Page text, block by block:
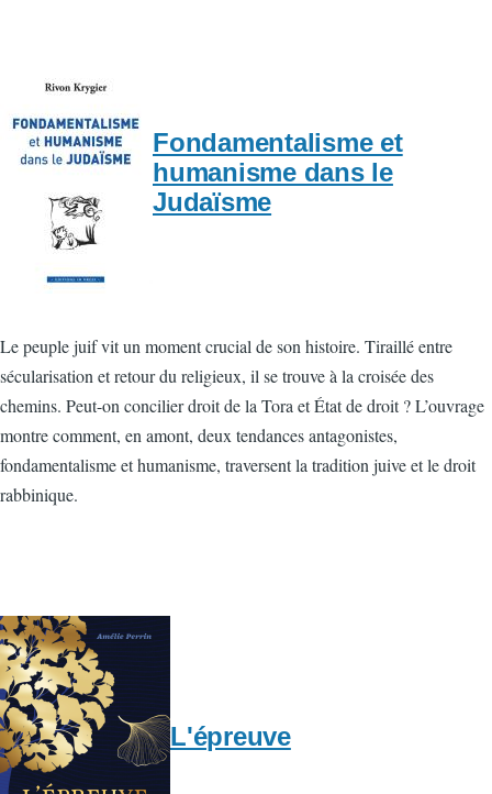
Fondamentalisme et
humanisme dans le
Judaïsme
Le peuple juif vit un moment crucial de son histoire. Tiraillé entre
sécularisation et retour du religieux, il se trouve à la croisée des
chemins. Peut-on concilier droit de la Tora et État de droit ? L’ouvrage
montre comment, en amont, deux tendances antagonistes,
fondamentalisme et humanisme, traversent la tradition juive et le droit
rabbinique.
L'épreuve